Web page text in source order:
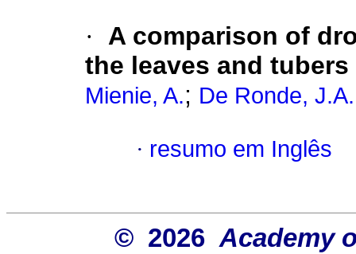
·
A comparison of
the leaves and
Mienie, A.; De Ronde, J.A.
· resumo em Inglês
© 2026Academy